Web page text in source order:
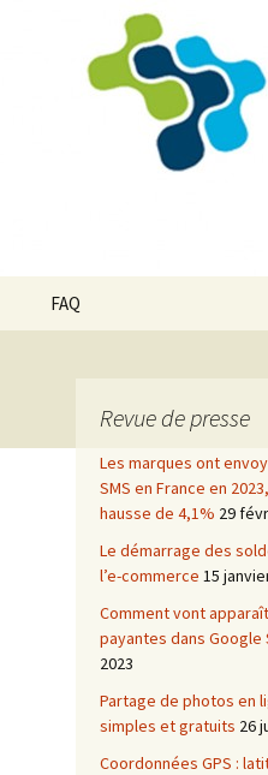
FAQ
Revue de presse
Les marques ont
SMS en France en
hausse de 4,1% 29
Le démarrage des
l’e-commerce 15
Comment vont
payantes dans Google
2023
Partage de photos en
simples et gratuits 26
Coordonnées GPS :